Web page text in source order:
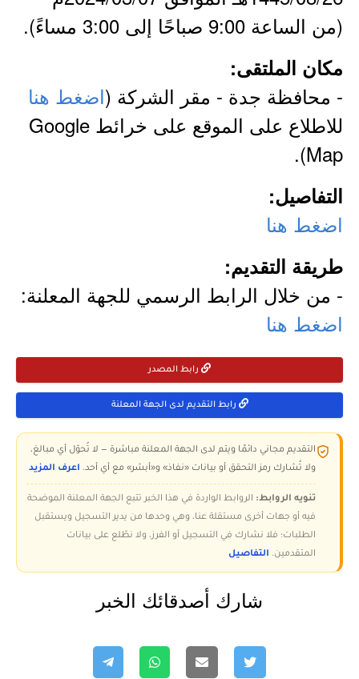
(من الساعة 9:00 صباحًا إلى 3:00 مساءً).
مكان الملتقى:
- محافظة جدة - مقر الشركة (اضغط هنا
للاطلاع على الموقع على خرائط Google
Map).
التفاصيل:
اضغط هنا
طريقة التقديم:
- من خلال الرابط الرسمي للجهة المعلنة:
اضغط هنا
رابط المصدر
رابط التقديم لدى الجهة المعلنة
التقديم مجاني دائمًا ويتم لدى الجهة المعلنة مباشرة — لا تُحوّل أي مبالغ،
ولا تُشارك رمز التحقق أو بيانات «نفاذ» و«أبشر» مع أي أحد. اعرف المزيد
تنويه الروابط: الروابط الواردة في هذا الخبر تتبع الجهة المعلنة الموضحة
فيه أو جهات أخرى مستقلة عنا، وهي وحدها من يدير التسجيل ويستقبل
الطلبات؛ فلا نشارك في التسجيل أو الفرز، ولا نطّلع على بيانات
المتقدمين. التفاصيل
شارك أصدقائك الخبر